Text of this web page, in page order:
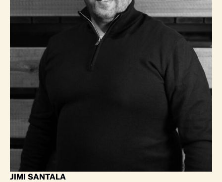
JIMI SANTALA